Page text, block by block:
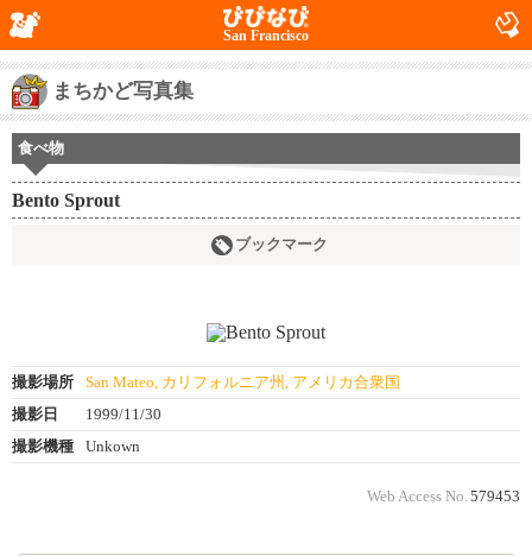
San Francisco
まちかど写真集
食べ物
Bento Sprout
ブックマーク
撮影場所
San Mateo, カリフォルニア州, アメリカ合衆国
撮影日
1999/11/30
撮影機種
Unkown
Web Access No. 579453